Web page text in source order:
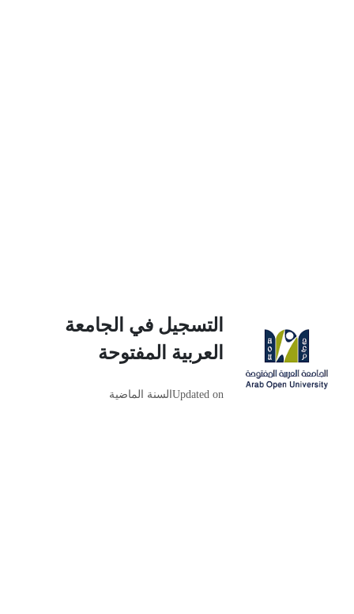
التسجيل في الجامعة
العربية المفتوحة
Updated on السنة الماضية